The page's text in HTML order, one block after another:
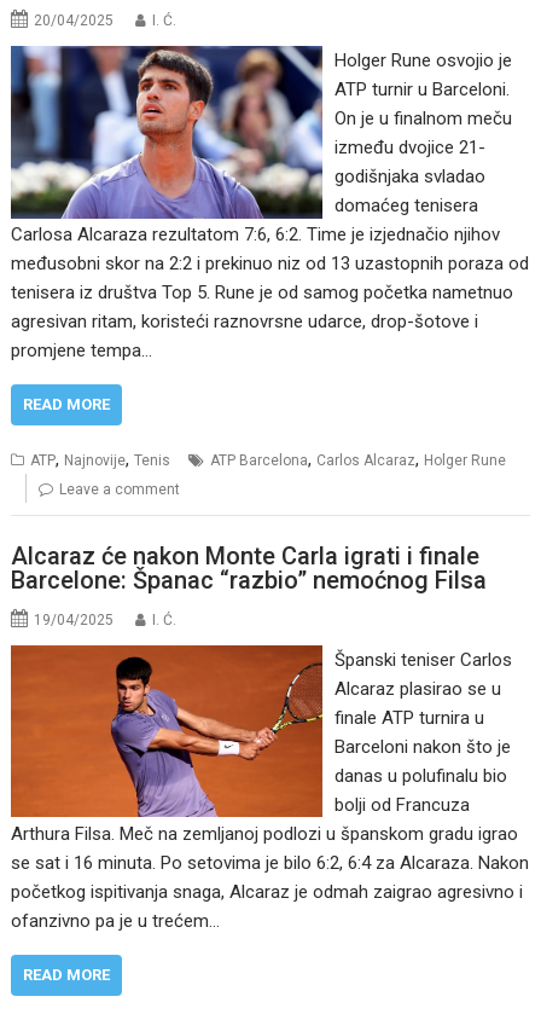
20/04/2025 I. Ć.
Holger Rune osvojio je
ATP turnir u Barceloni.
On je u finalnom meču
između dvojice 21-
godišnjaka svladao
domaćeg tenisera
Carlosa Alcaraza rezultatom 7:6, 6:2. Time je izjednačio njihov
međusobni skor na 2:2 i prekinuo niz od 13 uzastopnih poraza od
tenisera iz društva Top 5. Rune je od samog početka nametnuo
agresivan ritam, koristeći raznovrsne udarce, drop-šotove i
promjene tempa…
READ MORE
ATP, Najnovije,Tenis ATP Barcelona, Carlos Alcaraz, Holger Rune
Leave a comment
Alcaraz će nakon Monte Carla igrati i finale
Barcelone: Španac “razbio” nemoćnog Filsa
19/04/2025 I. Ć.
Španski teniser Carlos
Alcaraz plasirao se u
finale ATP turnira u
Barceloni nakon što je
danas u polufinalu bio
bolji od Francuza
Arthura Filsa. Meč na zemljanoj podlozi u španskom gradu igrao
se sat i 16 minuta. Po setovima je bilo 6:2, 6:4 za Alcaraza. Nakon
početkog ispitivanja snaga, Alcaraz je odmah zaigrao agresivno i
ofanzivno pa je u trećem…
READ MORE